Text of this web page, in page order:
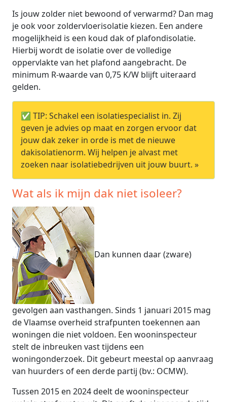
Is jouw zolder niet bewoond of verwarmd? Dan mag
je ook voor zoldervloerisolatie kiezen. Een andere
mogelijkheid is een koud dak of plafondisolatie.
Hierbij wordt de isolatie over de volledige
oppervlakte van het plafond aangebracht. De
minimum R-waarde van 0,75 K/W blijft uiteraard
gelden.
✅ TIP: Schakel een isolatiespecialist in. Zij
geven je advies op maat en zorgen ervoor dat
jouw dak zeker in orde is met de nieuwe
dakisolatienorm. Wij helpen je alvast met
zoeken naar isolatiebedrijven uit jouw buurt. »
Wat als ik mijn dak niet isoleer?
Dan kunnen daar (zware)
gevolgen aan vasthangen. Sinds 1 januari 2015 mag
de Vlaamse overheid strafpunten toekennen aan
woningen die niet voldoen. Een wooninspecteur
stelt de inbreuken vast tijdens een
woningonderzoek. Dit gebeurt meestal op aanvraag
van huurders of een derde partij (bv.: OCMW).
Tussen 2015 en 2024 deelt de wooninspecteur